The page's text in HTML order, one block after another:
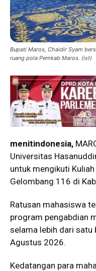
Bupati Maros, Chaidir Syam
ruang pola Pemkab Maros. (ist)
menitindonesia,
Universitas
untuk mengikuti
Gelombang 116 di
Ratusan mahasiswa
program pengabdian
selama lebih dari satu
Agustus 2026.
Kedatangan para